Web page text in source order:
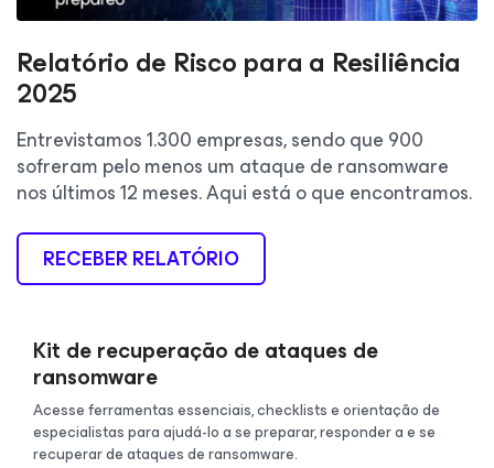
Relatório de Risco para a Resiliência
2025
Entrevistamos 1.300 empresas, sendo que 900
sofreram pelo menos um ataque de ransomware
nos últimos 12 meses. Aqui está o que encontramos.
RECEBER RELATÓRIO
Kit de recuperação de ataques de
ransomware
Acesse ferramentas essenciais, checklists e orientação de
especialistas para ajudá-lo a se preparar, responder a e se
recuperar de ataques de ransomware.